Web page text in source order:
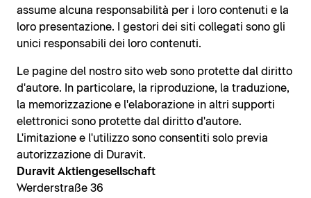
assume alcuna responsabilità per i loro contenuti e la
loro presentazione. I gestori dei siti collegati sono gli
unici responsabili dei loro contenuti.
Le pagine del nostro sito web sono protette dal diritto
d'autore. In particolare, la riproduzione, la traduzione,
la memorizzazione e l'elaborazione in altri supporti
elettronici sono protette dal diritto d'autore.
L'imitazione e l'utilizzo sono consentiti solo previa
autorizzazione di Duravit.
Duravit Aktiengesellschaft
Werderstraße 36